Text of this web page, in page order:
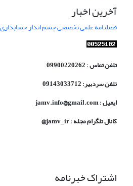
آخرین اخبار
فصلنامه علمی تخصصی چشم انداز
تلفن تماس : 09900220262
تلفن سردبیر: 09143033712
ایمیل : jamv.info@gmail.com
کانال تلگرام مجله : jamv_ir@
اشتراک خبرنامه